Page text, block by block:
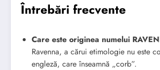
Întrebări frecvente
Care este originea numelui
Ravenna, a cărui etimologie nu este
engleză, care înseamnă „corb”.